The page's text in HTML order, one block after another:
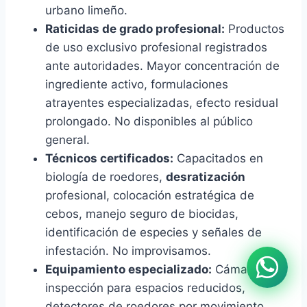
urbano limeño.
Raticidas de grado profesional: Productos
de uso exclusivo profesional registrados
ante autoridades. Mayor concentración de
ingrediente activo, formulaciones
atrayentes especializadas, efecto residual
prolongado. No disponibles al público
general.
Técnicos certificados: Capacitados en
biología de roedores, desratización
profesional, colocación estratégica de
cebos, manejo seguro de biocidas,
identificación de especies y señales de
infestación. No improvisamos.
Equipamiento especializado: Cámaras de
inspección para espacios reducidos,